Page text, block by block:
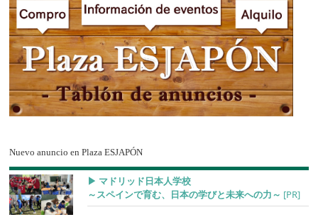
Nuevo anuncio en Plaza ESJAPÓN
▶︎ マドリッド日本人学校
～スペインで育む、日本の学びと未来への力～ [PR]